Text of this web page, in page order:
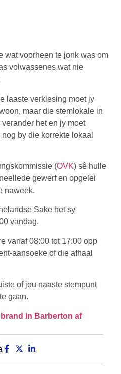
wat voorheen te jonk was om
volwassenes wat nie
laaste verkiesing moet jy
maar die stemlokale in
het en jy moet
by die korrekte lokaal
(OVK) sê hulle
gewerf en opgelei
naweek.
Sake het sy
vandag.
vanaf 08:00 tot 17:00 oop
aansoeke of die afhaal
of jou naaste stempunt
gaan.
brand in Barberton af